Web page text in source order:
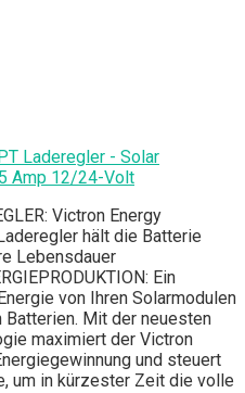
Laderegler - Solar
Amp 12/24-Volt
Victron Energy
hält die Batterie
Lebensdauer
Ein
von Ihren Solarmodulen
Mit der neuesten
maximiert der Victron
und steuert
um in kürzester Zeit die volle